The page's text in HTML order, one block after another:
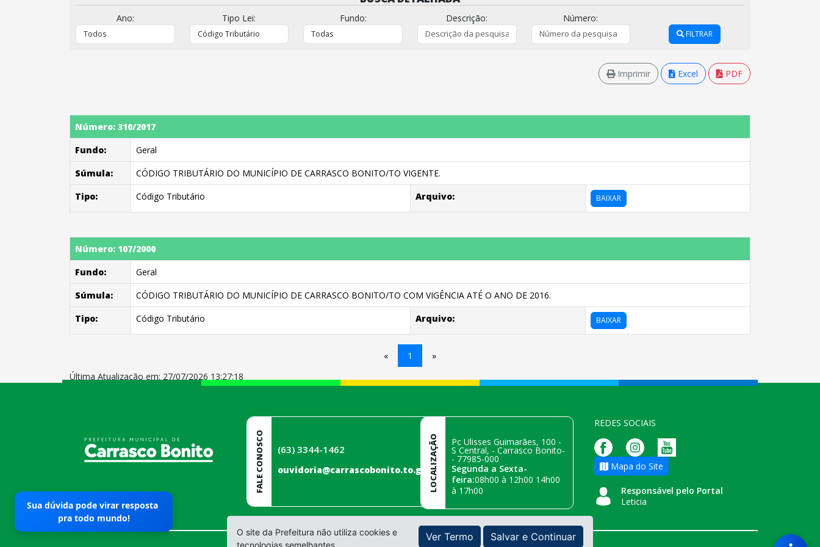
Ano: Tipo Lei: Fundo: Descrição: Número:
FILTRAR
Imprimir Excel PDF
Número: 310/2017
Fundo:
Geral
Súmula:
CÓDIGO TRIBUTÁRIO DO MUNICÍPIO DE CARRASCO BONITO/TO VIGENTE.
Tipo:
Código Tributário Arquivo: BAIXAR
Número: 107/2000
Fundo:
Geral
Súmula:
CÓDIGO TRIBUTÁRIO DO MUNICÍPIO DE CARRASCO BONITO/TO COM VIGÊNCIA ATÉ O ANO DE 2016.
Tipo:
Código Tributário Arquivo: BAIXAR
« 1
»
Última Atualização em: 27/07/2026 13:27:18
O site da Prefeitura não utiliza cookies e
tecnologias semelhantes.
Ver Termo Salvar e Continuar
FALE CONOSCO (63) 3344-1462
ouvidoria@carrascobonito.to.gov.br
LOCALIZAÇÃO Pc Ulisses Guimarães, 100 -
S Central, - Carrasco Bonito-
- 77985-000
Segunda a Sexta-
feira:08h00 à 12h00 14h00
à 17h00
REDES SOCIAIS
Mapa do Site
Responsável pelo Portal
Leticia
Sua dúvida pode virar resposta
pra todo mundo!